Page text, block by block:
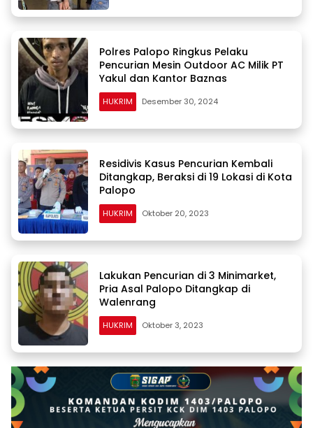
Polres Palopo Ringkus Pelaku
Pencurian Mesin Outdoor AC Milik PT
Yakul dan Kantor Baznas
HUKRIM Desember 30, 2024
Residivis Kasus Pencurian Kembali
Ditangkap, Beraksi di 19 Lokasi di Kota
Palopo
HUKRIM Oktober 20, 2023
Lakukan Pencurian di 3 Minimarket,
Pria Asal Palopo Ditangkap di
Walenrang
HUKRIM Oktober 3, 2023